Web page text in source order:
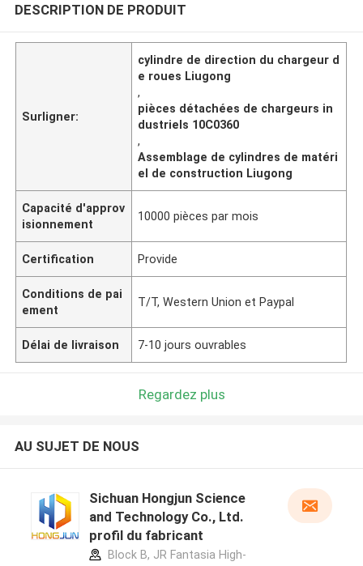
DESCRIPTION DE PRODUIT
Surligner:
cylindre de direction du chargeur d
e roues Liugong
,
pièces détachées de chargeurs in
dustriels 10C0360
,
Assemblage de cylindres de matéri
el de construction Liugong
Capacité d'approv
isionnement
10000 pièces par mois
Certification Provide
Conditions de pai
ement
T/T, Western Union et Paypal
Délai de livraison 7-10 jours ouvrables
Regardez plus
AU SUJET DE NOUS
Sichuan Hongjun Science
and Technology Co., Ltd.
profil du fabricant
Block B, JR Fantasia High-